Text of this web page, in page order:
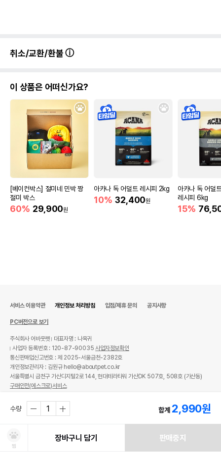
취소/교환/환불
이 상품은 어떠신가요?
[베이컨박스] 절미네 민박 짱
절미 박스
60% 29,900원
아카나 독 어덜트 레시피 2kg
10% 32,400원
아카나 독 어덜
레시피 6kg
15%
수량 합계 2,990원
찜
장바구니 담기 판매중지
서비스 이용약관 개인정보 처리방침 입점/제휴 문의 공지사항
PC버전으로 보기
주식회사 어바웃펫
대표자명 : 나옥귀
사업자 등록번호 : 120-87-90035사업자정보확인
통신판매업신고번호 : 제 2025-서울금천-2382호
개인정보관리자 : 김원규 hello@aboutpet.co.kr
서울특별시 금천구 가산디지털2로 144, 현대테라타워 가산DK 507호, 508호 (가산동)
구매안전(에스크로)서비스